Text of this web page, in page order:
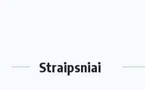
Straipsniai